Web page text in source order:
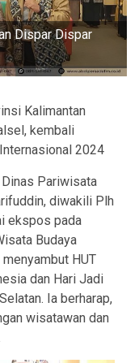
Dispar Dispar
Kalimantan
kembali
2024
Pariwisata
diwakili Plh
ekspos pada
Budaya
HUT
dan Hari Jadi
Ia berharap,
wisatawan dan